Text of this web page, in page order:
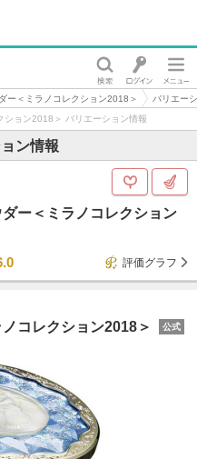
ー＜ミラノコレクション2018＞
バリエー
ション2018＞ バリエーション情報
ン情報
ー＜ミラノコレクション
評価グラフ
コレクション2018＞ 公式